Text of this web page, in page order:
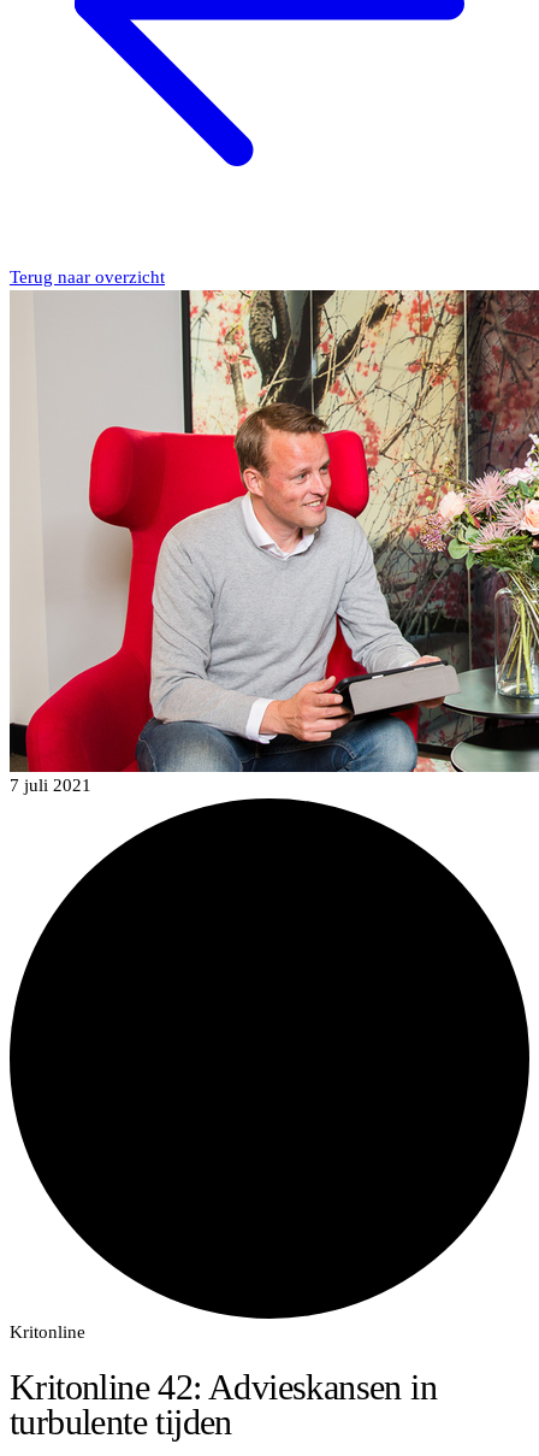
Terug naar overzicht
7 juli 2021
Kritonline
Kritonline 42: Advieskansen in
turbulente tijden